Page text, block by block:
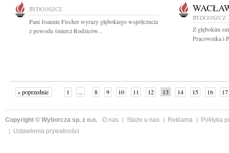
BYDGOSZCZ
Pani Joannie Fischer wyrazy głębokiego współczucia
z powodu śmierci Rodziców...
BYDGOSZCZ
Z głębokim
Pracownika i
« poprzednie 1 ... 8 9 10 11 12 13 14 15 16 17
Copyright © Wyborcza sp. z o.o. O nas Staże u nas Reklama
Polityka
Ustawienia prywatności